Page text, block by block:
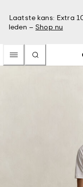
Laatste kans: Extra
leden – Shop nu